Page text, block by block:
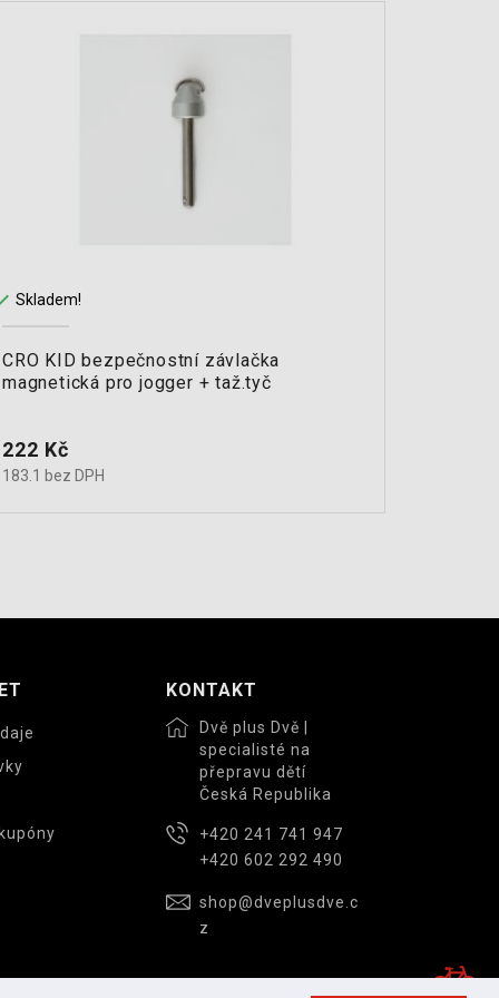
Skladem!
CRO KID bezpečnostní závlačka
magnetická pro jogger + taž.tyč
Cena
222 Kč
183.1 bez DPH
KONTAKT
Dvě plus Dvě |
specialisté na
přepravu dětí
Česká Republika
+420 241 741 947
+420 602 292 490
shop@dveplusdve.c
z